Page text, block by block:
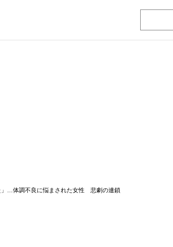
」…体調不良に悩まされた女性 悲劇の連鎖